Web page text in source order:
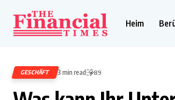
Heim
GESCHÄFT 3 min read 89